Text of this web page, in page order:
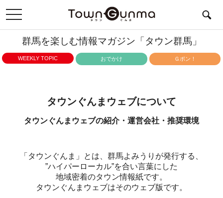
toggle
navigation
群馬を楽しむ情報マガジン「タウン群馬」
WEEKLY TOPIC おでかけ Ｇポン！
タウンぐんまウェブについて
タウンぐんまウェブの紹介・運営会社・推奨環境
「タウンぐんま」とは、群馬よみうりが発行する、
”ハイパーローカル”を合い言葉にした
地域密着のタウン情報紙です。
タウンぐんまウェブはそのウェブ版です。